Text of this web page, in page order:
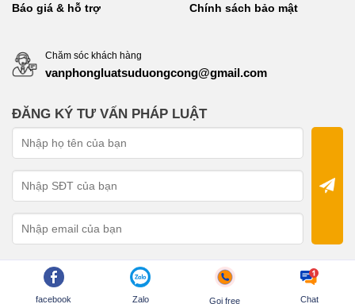
Báo giá & hỗ trợ
Chính sách bảo mật
Chăm sóc khách hàng
vanphongluatsuduongcong@gmail.com
ĐĂNG KÝ TƯ VẤN PHÁP LUẬT
facebook Zalo Gọi free Chat